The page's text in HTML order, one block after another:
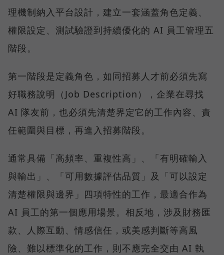
理機制納入平台設計，建立一套涵蓋角色定義、
權限設定、測試驗證到持續優化的 AI 員工管理五
階段。
第一階段是定義角色，如同招募人才前必須先寫
好職務說明（Job Description），企業在尋找
AI 隊友前，也必須先清楚界定它的工作內容、責
任範圍與目標，再進入招募階段。
通常具備「高頻率、重複性高」、「有明確輸入
與輸出」、「可用數據評估品質」及「可以設定
清楚權限與邊界」四項特性的工作，最適合作為
AI 員工的第一個應用場景。相反地，涉及財務匯
款、人際互動、情感信任，或美感判斷等高風
險、難以標準化的工作，則不應完全交由 AI 執